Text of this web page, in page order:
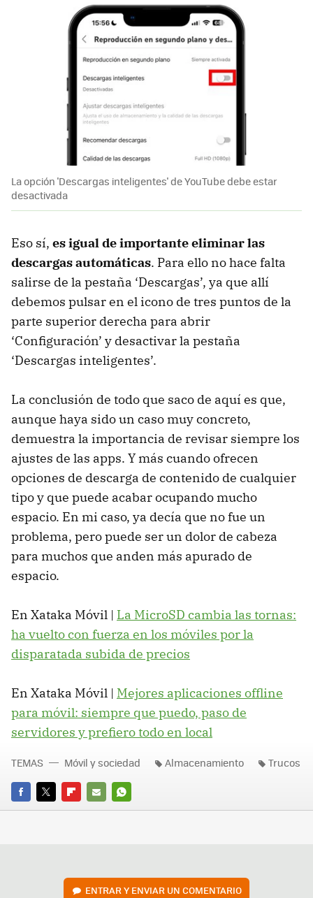
La opción 'Descargas inteligentes' de YouTube debe estar
desactivada
Eso sí, es igual de importante eliminar las
descargas automáticas. Para ello no hace falta
salirse de la pestaña ‘Descargas’, ya que allí
debemos pulsar en el icono de tres puntos de la
parte superior derecha para abrir
‘Configuración’ y desactivar la pestaña
‘Descargas inteligentes’.
La conclusión de todo que saco de aquí es que,
aunque haya sido un caso muy concreto,
demuestra la importancia de revisar siempre los
ajustes de las apps. Y más cuando ofrecen
opciones de descarga de contenido de cualquier
tipo y que puede acabar ocupando mucho
espacio. En mi caso, ya decía que no fue un
problema, pero puede ser un dolor de cabeza
para muchos que anden más apurado de
espacio.
En Xataka Móvil | La MicroSD cambia las tornas:
ha vuelto con fuerza en los móviles por la
disparatada subida de precios
En Xataka Móvil | Mejores aplicaciones offline
para móvil: siempre que puedo, paso de
servidores y prefiero todo en local
FACEBOOK
TWITTERFLIPBOARD
E-
WHATSAPP
TEMAS Móvil y sociedad Almacenamiento Trucos
ENTRAR Y ENVIAR UN COMENTARIO